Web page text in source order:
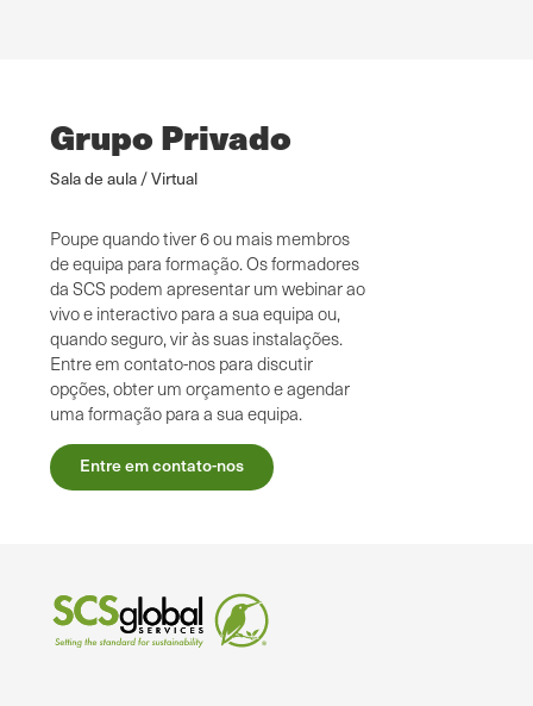
Grupo Privado
Sala de aula / Virtual
Poupe quando tiver 6 ou mais membros
de equipa para formação. Os formadores
da SCS podem apresentar um webinar ao
vivo e interactivo para a sua equipa ou,
quando seguro, vir às suas instalações.
Entre em contato-nos para discutir
opções, obter um orçamento e agendar
uma formação para a sua equipa.
Entre em contato-nos